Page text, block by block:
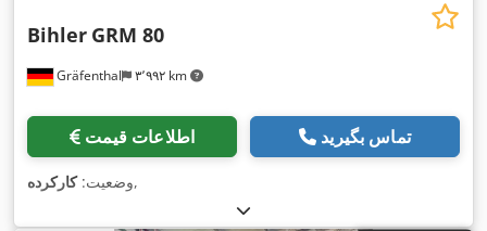
Gräfenthal ۳٬۹۹۲ km
Bihler GRM 80
اطلاعات قیمت تماس بگیرید
وضعیت:کارکرده ,